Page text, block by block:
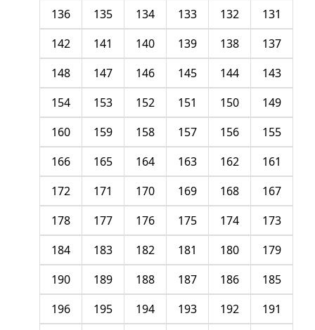
131
132
133
134
135
136
137
138
139
140
141
142
143
144
145
146
147
148
149
150
151
152
153
154
155
156
157
158
159
160
161
162
163
164
165
166
167
168
169
170
171
172
173
174
175
176
177
178
179
180
181
182
183
184
185
186
187
188
189
190
191
192
193
194
195
196